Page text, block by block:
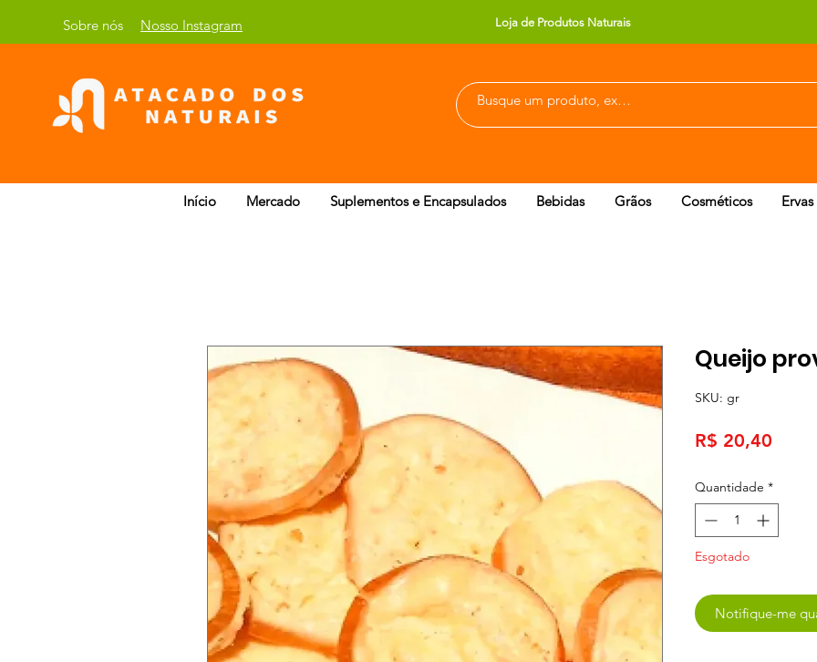
Sobre nós Nosso Instagram Loja de Produtos Naturais
Início Mercado Suplementos e Encapsulados Bebidas Grãos Cosméticos
Queijo
SKU: gr
R$ 20,40
Quantidade *
Esgotado
Notifique-me